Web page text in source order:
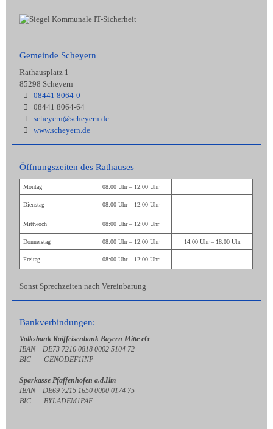
Gemeinde Scheyern
Rathausplatz 1
85298 Scheyern
08441 8064-0
08441 8064-64
scheyern@scheyern.de
www.scheyern.de
Öffnungszeiten des Rathauses
Montag 08:00 Uhr – 12:00 Uhr
Dienstag 08:00 Uhr – 12:00 Uhr
Mittwoch 08:00 Uhr – 12:00 Uhr
Donnerstag 08:00 Uhr – 12:00 Uhr 14:00 Uhr – 18:00 Uhr
Freitag 08:00 Uhr – 12:00 Uhr
Sonst Sprechzeiten nach Vereinbarung
Bankverbindungen:
Volksbank Raiffeisenbank Bayern Mitte eG
IBAN DE73 7216 0818 0002 5104 72
BIC GENODEF1INP
Sparkasse Pfaffenhofen a.d.Ilm
IBAN DE69 7215 1650 0000 0174 75
BIC BYLADEM1PAF